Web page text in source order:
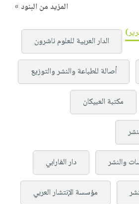
المزيد من البنود »
الدار العربية للعلوم ناشرون
أصالة للطباعة والنشر والتوزيع
مكتبة العبيكان
والنشر دار الفارابي
مؤسسة الإنتشار العربي